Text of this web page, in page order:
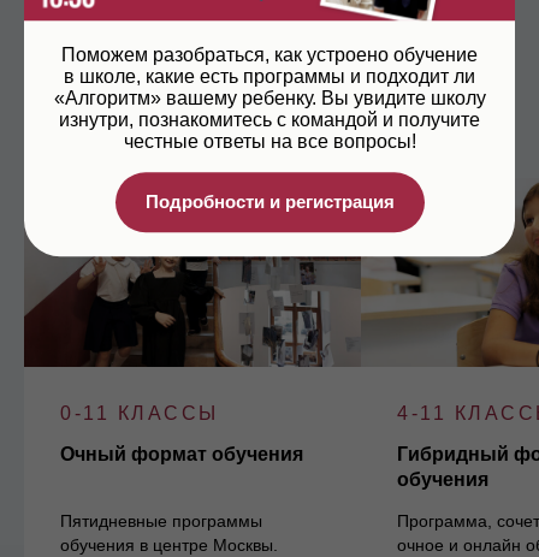
Поможем разобраться, как устроено обучение
в школе, какие есть программы и подходит ли
«Алгоритм» вашему ребенку. Вы увидите школу
изнутри, познакомитесь с командой и получите
честные ответы на все вопросы!
Подробности и регистрация
Форматы
0-11 КЛАССЫ
Очный формат обучения
Пятидневные программы
обучения в центре Москвы.
4-11
Гибридный
обучения
Программа,
очное и онлайн